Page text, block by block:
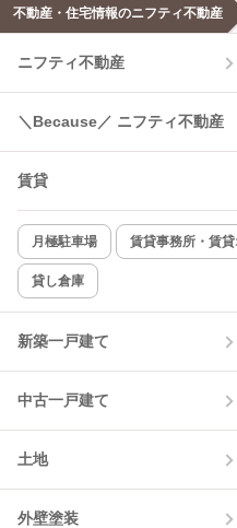
エアコンあり
温水洗浄便座
コンロ2口以上
新着のみ
該当件数:
2件
不動産・住宅情報のニフティ不動産
ニフティ不動産
＼Because／ ニフティ不動産
賃貸
月極駐車場 賃貸事務所・賃
貸し倉庫
新築一戸建て
中古一戸建て
土地
外壁塗装